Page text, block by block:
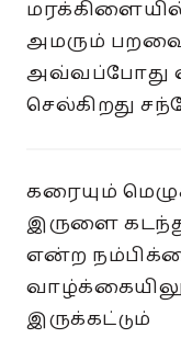
அமரும்
அவ்வப்போது
செல்கிறது
கரையும்
இருளை
என்ற
இருக்கட்டும்